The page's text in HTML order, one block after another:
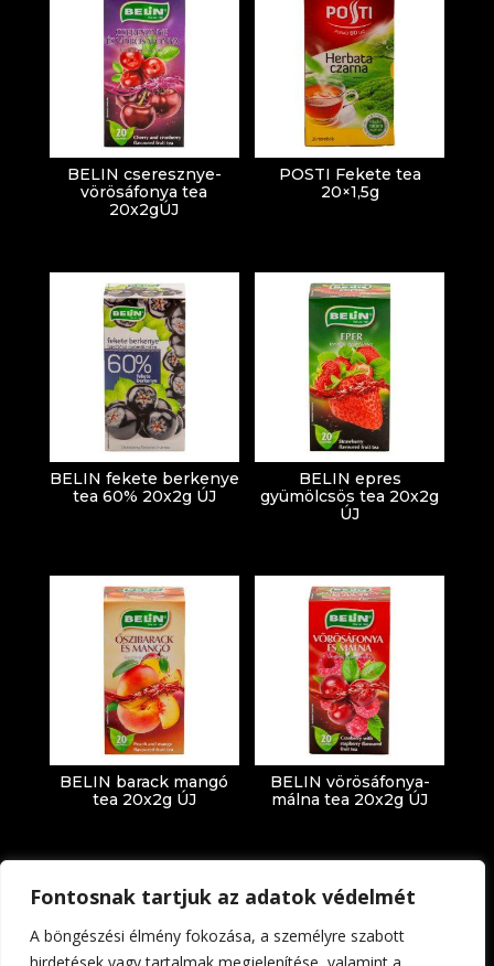
Fontosnak tartjuk az adatok védelmét
A böngészési élmény fokozása, a személyre szabott
BELIN cseresznye-
vörösáfonya tea
20x2gÚJ
POSTI Fekete tea
20×1,5g
BELIN fekete berkenye
tea 60% 20x2g ÚJ
BELIN epres
gyümölcsös tea 20x2g
ÚJ
BELIN barack mangó
tea 20x2g ÚJ
BELIN vörösáfonya-
málna tea 20x2g ÚJ